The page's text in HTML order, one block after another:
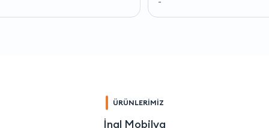
ÜRÜNLERİMİZ
İnal Mobilya